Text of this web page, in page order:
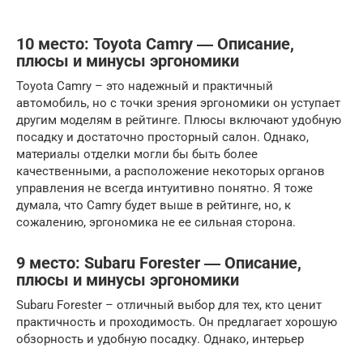
10 место: Toyota Camry ― Описание,
плюсы и минусы эргономики
Toyota Camry – это надежный и практичный
автомобиль, но с точки зрения эргономики он уступает
другим моделям в рейтинге. Плюсы включают удобную
посадку и достаточно просторный салон. Однако,
материалы отделки могли бы быть более
качественными, а расположение некоторых органов
управления не всегда интуитивно понятно. Я тоже
думала, что Camry будет выше в рейтинге, но, к
сожалению, эргономика не ее сильная сторона.
9 место: Subaru Forester ― Описание,
плюсы и минусы эргономики
Subaru Forester – отличный выбор для тех, кто ценит
практичность и проходимость. Он предлагает хорошую
обзорность и удобную посадку. Однако, интерьер